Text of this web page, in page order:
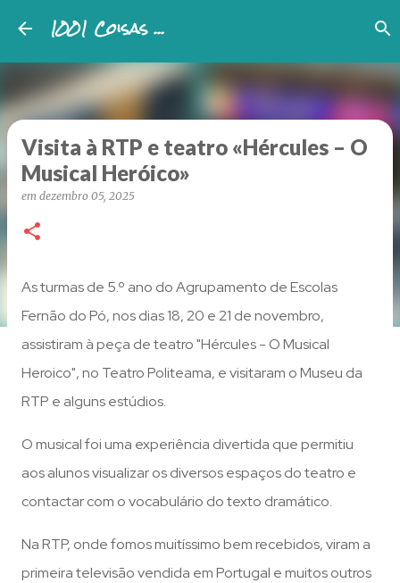
Avançar para o conteúdo principal
1001 Coisas ...
Visita à RTP e teatro «Hércules – O
Musical Heróico»
em dezembro 05, 2025
As turmas de 5.º ano do Agrupamento de Escolas
Fernão do Pó, nos dias 18, 20 e 21 de novembro,
assistiram à peça de teatro "Hércules - O Musical
Heroico", no Teatro Politeama, e visitaram o Museu da
RTP e alguns estúdios.
O musical foi uma experiência divertida que permitiu
aos alunos visualizar os diversos espaços do teatro e
contactar com o vocabulário do texto dramático.
Na RTP, onde fomos muitíssimo bem recebidos, viram a
primeira televisão vendida em Portugal e muitos outros